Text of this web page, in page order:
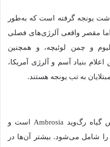
یونجه گرفته است که به‌طور
مقصر واقعی آلرژی‌های فصلی
و چمن لوئیچه، و همچنین
بنیاد آسم و آلرژی آمریکا،
به تب یونجه هستند.
پاییز فصل رگ‌وید است. نام جنس گیاه رگ‌وید Ambrosia است و
را شامل می‌شود. بیشتر آن‌ها در